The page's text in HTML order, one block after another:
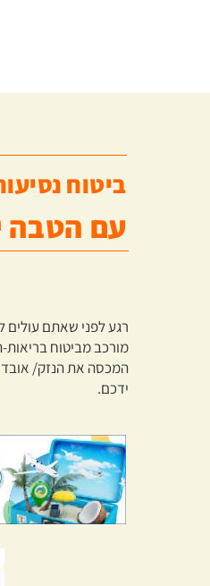
עם הטבה
ביטוח
רגע לפני שאתם עולים
מורכב מביטוח
המכסה את הנזק/
ידכם.